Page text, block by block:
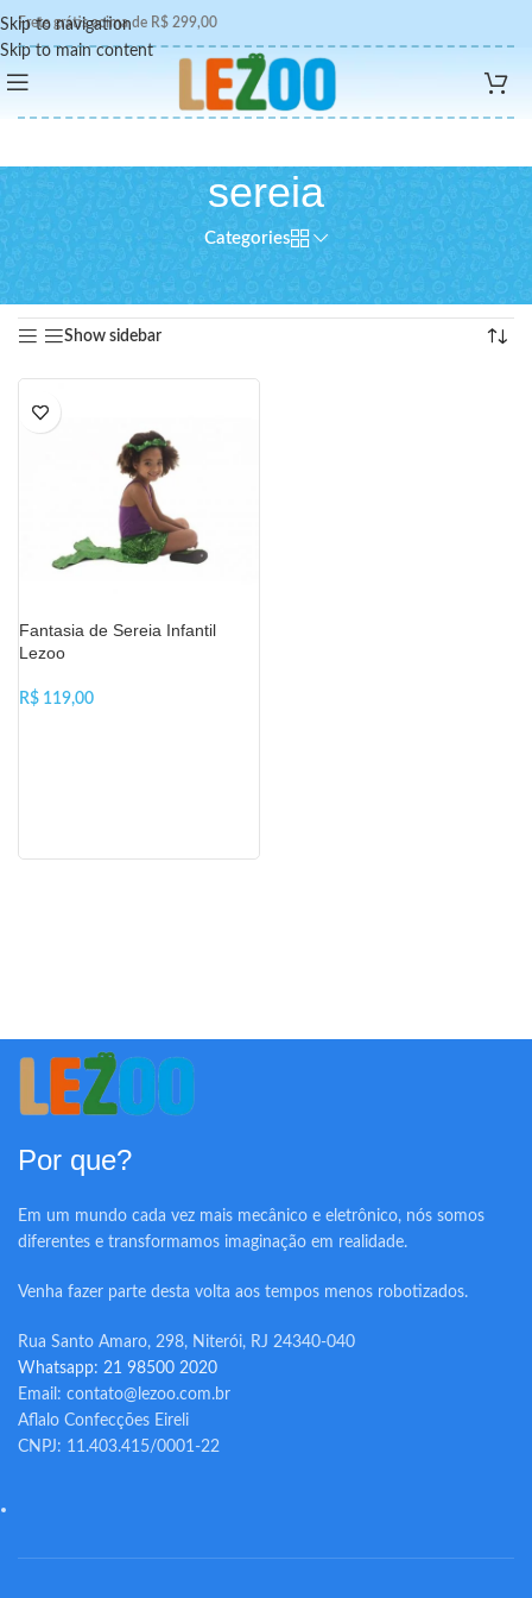
Skip to navigation
Skip to main content
Frete grátis acima de R$ 299,00
sereia
Categories
Produtos marcados com a tag “sereia”
Exibindo um único resultado
Show sidebar
Fantasia de Sereia Infantil
Lezoo
R$
Por que?
Em um mundo cada vez mais mecânico e eletrônico, nós somos
diferentes e transformamos imaginação em realidade.
Venha fazer parte desta volta aos tempos menos robotizados.
Rua Santo Amaro, 298, Niterói, RJ 24340-040
Whatsapp: 21 98500 2020
Email: contato@lezoo.com.br
Aflalo Confecções Eireli
CNPJ: 11.403.415/0001-22